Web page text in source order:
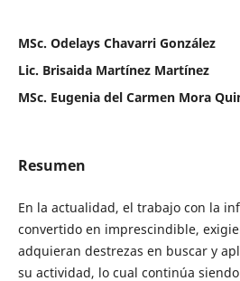
MSc. Odelays Chavarri González
Lic. Brisaida Martínez Martínez
MSc. Eugenia del Carmen Mora
Resumen
En la actualidad, el trabajo con la
convertido en imprescindible,
adquieran destrezas en buscar y
su actividad, lo cual continúa